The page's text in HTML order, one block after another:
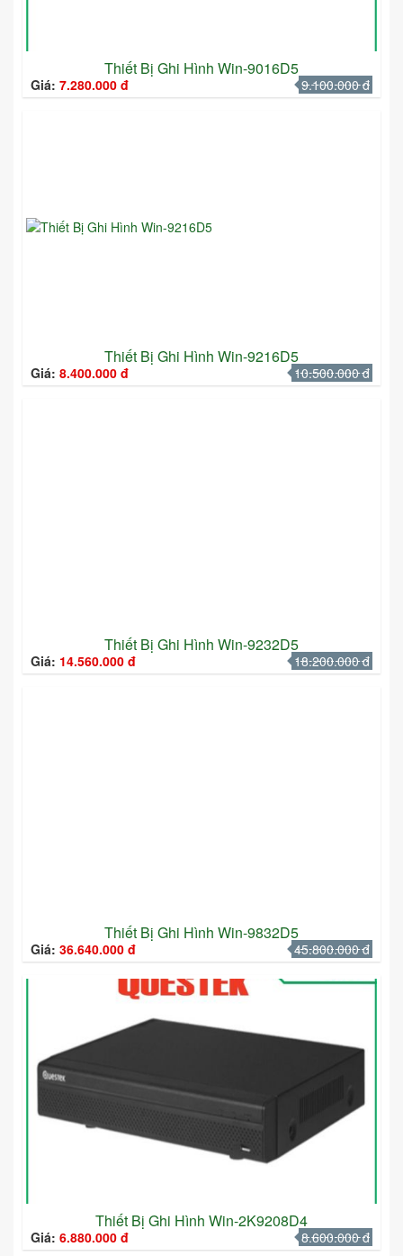
Thiết Bị Ghi Hình Win-9016D5
Giá: 7.280.000 đ 9.100.000 đ
Thiết Bị Ghi Hình Win-9216D5
Giá: 8.400.000 đ 10.500.000 đ
Thiết Bị Ghi Hình Win-9232D5
Giá: 14.560.000 đ 18.200.000 đ
Thiết Bị Ghi Hình Win-9832D5
Giá: 36.640.000 đ 45.800.000 đ
Thiết Bị Ghi Hình Win-2K9208D4
Giá: 6.880.000 đ 8.600.000 đ